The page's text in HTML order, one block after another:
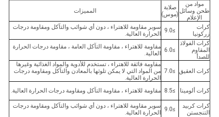
مواد من
طحن وسائل
الإعلام
صلابة
(موس)
المميزات
كرات
زركونيا
≥9.0
سوبر مقاومة للاهتراء ، دون أي شوائب والتآكل ومقاومة درجات
الحرارة العالية.
كرات الفولاذ
المقاوم
للصدأ
≥6.0
مقاومة للاهتراء ، مقاومة التآكل العامة ، مقاومة درجات الحرارة
العالية.
كرات العقيق ≥7.0
مقاومة فائقة للاهتراء ، تستخدم للأدوية والمواد الغذائية وغيرها
من المواد التي لا يمكن تلوثها بالمعادن والتآكل ومقاومة درجات
الحرارة العالية.
كرات ألومينا
≥8.5 مقاومة للاهتراء ، مقاومة التآكل ومقاومة درجات الحرارة العالية.
كرات كربيد
التنجستن
≥9.0
سوبر مقاومة للاهتراء ، دون أي شوائب والتآكل ومقاومة درجات
الحرارة العالية.